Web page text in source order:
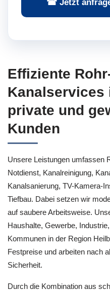
☎ Jetzt
Effiziente
Kanalservices
private und
Kunden
Unsere Leistungen umfassen
Notdienst, Kanalreinigung,
Kanalsanierung, TV-Kamera-
Tiefbau. Dabei setzen wir
auf saubere Arbeitsweise.
Haushalte, Gewerbe,
Kommunen in der Region
Festpreise und arbeiten nach
Sicherheit.
Durch die Kombination aus